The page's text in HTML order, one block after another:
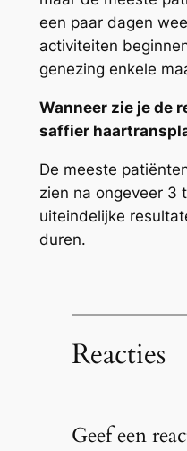
een paar dagen
activiteiten
genezing enkele
Wanneer zie je de
saffier
De meeste
zien na ongeveer 3
uiteindelijke
duren.
Reacties
Geef een